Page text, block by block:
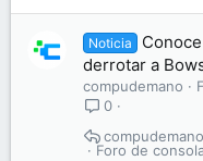
Noticia
derrotar a
compudemano
0
Foro de
compudemano